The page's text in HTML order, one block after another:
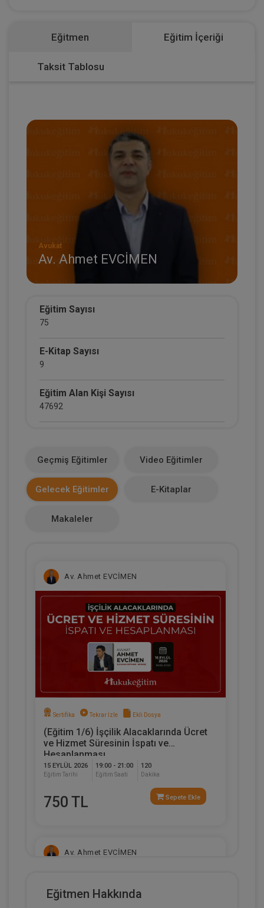
Eğitmen Eğitim İçeriği
Taksit Tablosu
Avukat
Av. Ahmet EVCİMEN
Eğitim Sayısı
75
E-Kitap Sayısı
9
Eğitim Alan Kişi Sayısı
47692
Makale Sayısı
0
Geçmiş Eğitimler Video Eğitimler
Gelecek Eğitimler E-Kitaplar
Makaleler
Av. Ahmet EVCİMEN
Sertifika Tekrar İzle Ekli Dosya
(Eğitim 1/6) İşçilik Alacaklarında Ücret
ve Hizmet Süresinin İspatı ve
Hesaplanması
15 EYLÜL 2026
Eğitim Tarihi
19:00 - 21:00
Eğitim Saati
120
Dakika
750 TL Sepete Ekle
Av. Ahmet EVCİMEN
Eğitmen Hakkında